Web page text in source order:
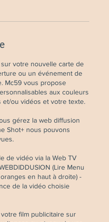
votre nouvelle carte de
ou un événement de
Mc59 vous propose
aux couleurs
ou vidéos et votre texte.
gérez la web diffusion
Shot+ nous pouvons
de vidéo via la Web TV
(Lire Menu
en haut à droite) -
de la vidéo choisie
film publicitaire sur